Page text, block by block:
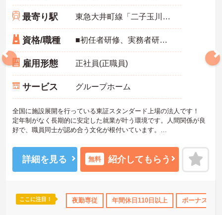
【育児・家庭との両立を本気でサポートしている職場です】
・育休取得率100%・育休後就業復帰率100%と、育児と仕事を両立
できる体制が整っています
・育児短時間勤務が小学4年生まで利用でき、法令より長い期間サポ
ートを受けることができます
・「くるみん」「えるぼし」「トモニン」の3つの厚生労働省認定を
取得しており、ライフステージに合わせた長期就業が実現できる職
資格取得サポート 研修制度あり 産休･育休･介護休暇取得実
最寄り駅 東急大井町線「二子玉川駅」バス・車9分
資格/職種 ■初任者研修、実務者研修のいずれかをお持ちの方 ■介護経験(3年以上)必須
雇用形態 正社員(正職員)
サービス グループホーム
全国に施設展開を行っている東証スタンダード上場の法人です！
定年制がなく長期的に安定した就業が叶う環境です。人間関係が良
好で、職員同士が認め合う文化が根付いています。
しますのでお気軽にご相談ください！
詳細を見る 無料 紹介してもらう
ここに注目！ 夜勤専従 年間休日110日以上 ボーナス・賞